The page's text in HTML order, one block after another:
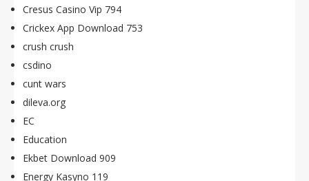
Cresus Casino Vip 794
Crickex App Download 753
crush crush
csdino
cunt wars
dileva.org
EC
Education
Ekbet Download 909
Energy Kasyno 119